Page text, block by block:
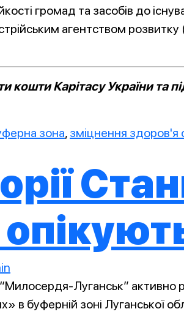
громад та засобів до
агентством
Карітасу України та
зона, зміцнення здоров'я
Луганськ” активно
в буферній зоні Луганської